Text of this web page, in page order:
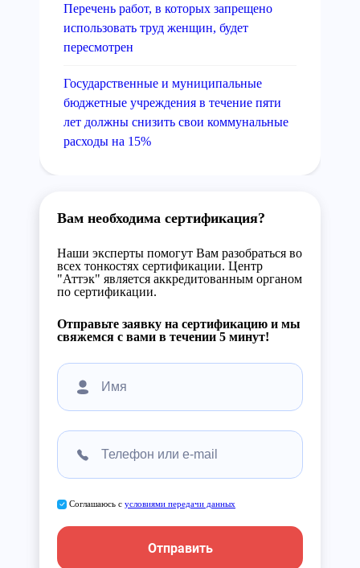
Перечень работ, в которых запрещено
использовать труд женщин, будет
пересмотрен
Государственные и муниципальные
бюджетные учреждения в течение пяти
лет должны снизить свои коммунальные
расходы на 15%
Вам необходима сертификация?
Наши эксперты помогут Вам разобраться во
всех тонкостях сертификации. Центр
"Аттэк" является аккредитованным органом
по сертификации.
Отправьте заявку на сертификацию и мы
свяжемся с вами в течении 5 минут!
Соглашаюсь с условиями передачи данных
Отправить